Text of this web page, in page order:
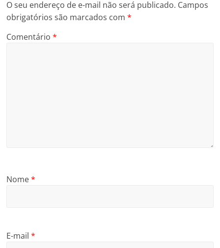
O seu endereço de e-mail não será publicado. Campos
obrigatórios são marcados com*
Comentário*
Nome*
E-mail*